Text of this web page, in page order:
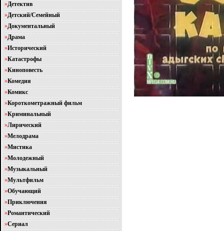
»Детектив
»Детский/Семейный
»Документальный
»Драма
»Исторический
»Катастрофы
»Киноповесть
»Комедия
»Комикс
»Короткометражный фильм
»Криминальный
»Лирический
»Мелодрама
»Мистика
»Молодежный
»Музыкальный
»Мультфильм
»Обучающий
»Приключения
»Романтический
»Сериал